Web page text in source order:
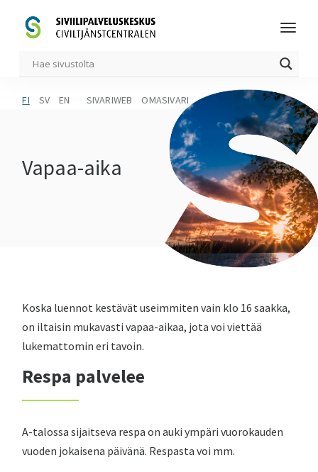
FI SV EN SIVARIWEB OMASIVARI
Vapaa-aika
Koska luennot kestävät useimmiten vain klo 16 saakka,
on iltaisin mukavasti vapaa-aikaa, jota voi viettää
lukemattomin eri tavoin.
Respa palvelee
A-talossa sijaitseva respa on auki ympäri vuorokauden
vuoden jokaisena päivänä. Respasta voi mm.